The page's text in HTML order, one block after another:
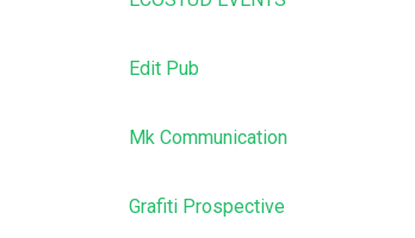
Edit Pub
Mk Communication
Grafiti Prospective